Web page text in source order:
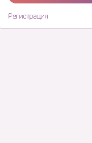
Регистрация